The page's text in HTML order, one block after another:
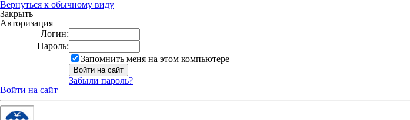
Вернуться к обычному виду
Закрыть
Авторизация
Логин:
Пароль:
Запомнить меня на этом компьютере
Забыли пароль?
Войти на сайт